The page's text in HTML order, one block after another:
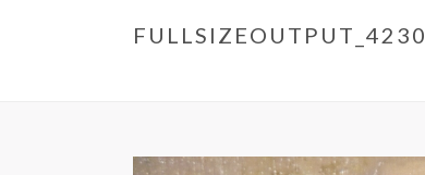
FULLSIZEOUTPUT_4230